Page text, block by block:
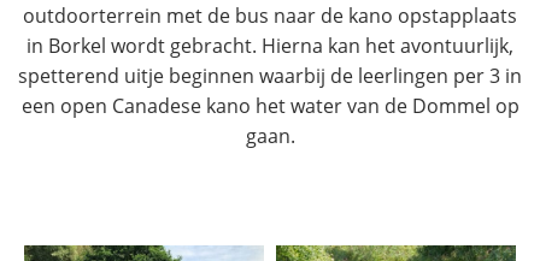
outdoorterrein met de bus naar de kano opstapplaats
in Borkel wordt gebracht. Hierna kan het avontuurlijk,
spetterend uitje beginnen waarbij de leerlingen per 3 in
een open Canadese kano het water van de Dommel op
gaan.